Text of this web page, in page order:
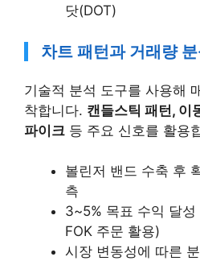
닷(DOT)
차트 패턴과 거래량
기술적 분석 도구를 사용해
착합니다. 캔들스틱 패턴, 이
파이크 등 주요 신호를 활용
볼린저 밴드 수축 후
측
3~5% 목표 수익 달
FOK 주문 활용)
시장 변동성에 따른